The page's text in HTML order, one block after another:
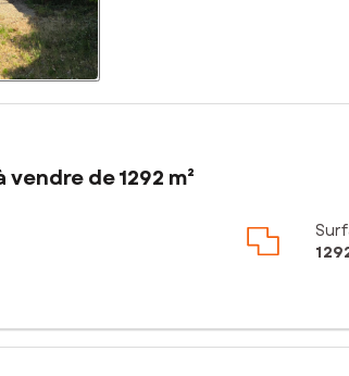
de 1292 m²
1